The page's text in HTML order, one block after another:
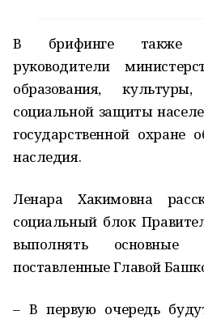
В брифинге также
руководители
образования,
социальной защиты
государственной охране
наследия.
Ленара Хакимовна
социальный блок
выполнять
поставленные Главой
– В первую очередь